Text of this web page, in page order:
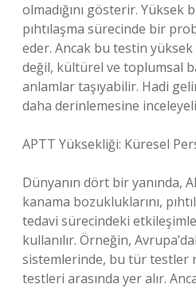
olmadığını gösterir. Yüksek
pıhtılaşma sürecinde bir
eder. Ancak bu testin yüksek
değil, kültürel ve toplumsal
anlamlar taşıyabilir. Hadi
daha derinlemesine
APTT Yüksekliği: Küresel
Dünyanın dört bir yanında,
kanama bozukluklarını,
tedavi sürecindeki
kullanılır. Örneğin,
sistemlerinde, bu tür testler
testleri arasında yer alır.